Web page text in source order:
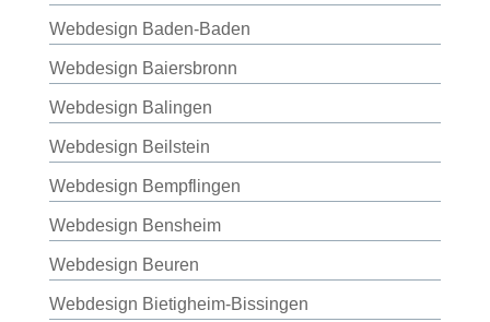
Webdesign Baden-Baden
Webdesign Baiersbronn
Webdesign Balingen
Webdesign Beilstein
Webdesign Bempflingen
Webdesign Bensheim
Webdesign Beuren
Webdesign Bietigheim-Bissingen